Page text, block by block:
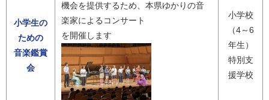
小学生の
ための
音楽鑑賞
会
機会を提供するため、本県ゆかりの音
楽家によるコンサート
を開催します
小学校
（4～6
年生）
特別支
援学校